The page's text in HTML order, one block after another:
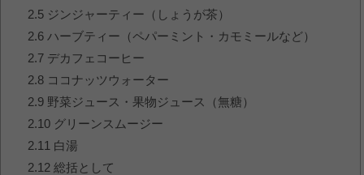
2.5ジンジャーティー（しょうが茶）
2.6ハーブティー（ペパーミント・カモミールなど）
2.7デカフェコーヒー
2.8ココナッツウォーター
2.9野菜ジュース・果物ジュース（無糖）
2.10グリーンスムージー
2.11 白湯
2.12総括として